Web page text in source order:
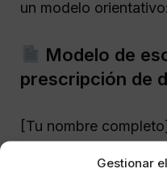
Gestionar
un modelo orientativo:
Modelo de
prescripción de
[Tu nombre